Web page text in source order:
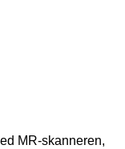
MR-skanneren,